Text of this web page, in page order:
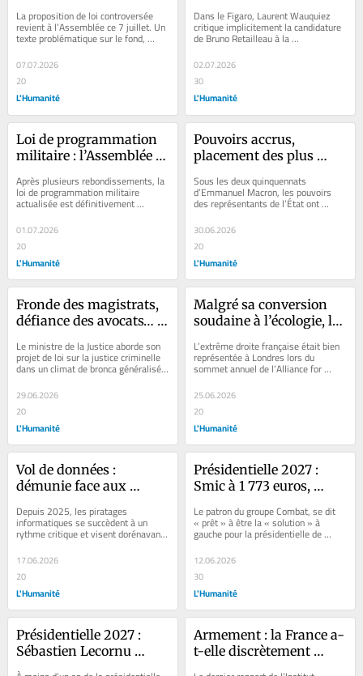
texte est-il dangereux
pour la démocratie ?
La proposition de loi controversée
revient à l’Assemblée ce 7 juillet. Un
texte problématique sur le fond,
malgré une reformulation...
07.07.2026
20
L'Humanité
Philippe… pour mieux
affaiblir Bruno
Dans le Figaro, Laurent Wauquiez
critique implicitement la candidature
de Bruno Retailleau à la
soutien à...
02.07.2026
30
L'Humanité
Loi de programmation
militaire : l’Assemblée
définitivement la
rallonge de 36 milliards
Après plusieurs rebondissements, la
loi de programmation militaire
actualisée est définitivement
rallonge...
01.07.2026
20
L'Humanité
Pouvoirs accrus,
placement des plus
du droit… Comment
Emmanuel Macron a
l’instrument de son
autoritarisme
Sous les deux quinquennats
d’Emmanuel Macron, les pouvoirs
des représentants de l’État ont
considérablement été renforcés, au
risque d’en...
30.06.2026
20
L'Humanité
Fronde des magistrats,
défiance des avocats…
difficulté pour faire
adopter son projet de loi
Le ministre de la Justice aborde son
projet de loi sur la justice criminelle
dans un climat de bronca généralisée
provoquée par sa gestion de...
29.06.2026
20
L'Humanité
Malgré sa conversion
soudaine à l’écologie, le
dans un raout
climatosceptique
L’extrême droite française était bien
représentée à Londres lors du
sommet annuel de l’Alliance for
des...
25.06.2026
20
L'Humanité
Vol de données :
démunie face aux
France, deuxième pays
le plus touché au monde
Depuis 2025, les piratages
informatiques se succèdent à un
rythme critique et visent dorénavant
le vol de données sensibles des
administrations...
17.06.2026
20
L'Humanité
Présidentielle 2027 :
Smic à 1 773 euros,
défense du nucléaire…
Matthieu Pigasse se dit
une gauche radicale de
gouvernement »
Le patron du groupe Combat, se dit
« prêt » à être la « solution » à
gauche pour la présidentielle de
2027, autour d’un projet radical....
12.06.2026
30
L'Humanité
Présidentielle 2027 :
Sébastien Lecornu
Armement : la France a-
t-elle discrètement